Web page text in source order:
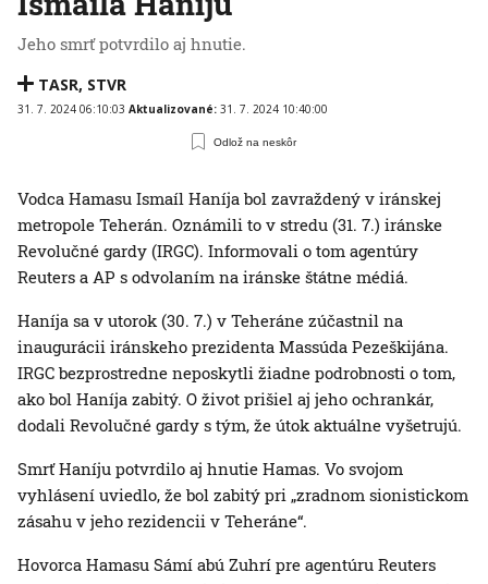
Jeho smrť potvrdilo aj hnutie.
TASR, STVR
31. 7. 2024 06:10:03 Aktualizované: 31. 7. 2024 10:40:00
Odlož na neskôr
Vodca Hamasu Ismaíl Haníja bol zavraždený v iránskej
metropole Teherán. Oznámili to v stredu (31. 7.) iránske
Revolučné gardy (IRGC). Informovali o tom agentúry
Reuters a AP s odvolaním na iránske štátne médiá.
Haníja sa v utorok (30. 7.) v Teheráne zúčastnil na
inaugurácii iránskeho prezidenta Massúda Pezeškijána.
IRGC bezprostredne neposkytli žiadne podrobnosti o tom,
ako bol Haníja zabitý. O život prišiel aj jeho ochrankár,
dodali Revolučné gardy s tým, že útok aktuálne vyšetrujú.
Smrť Haníju potvrdilo aj hnutie Hamas. Vo svojom
vyhlásení uviedlo, že bol zabitý pri „zradnom sionistickom
zásahu v jeho rezidencii v Teheráne“.
Hovorca Hamasu Sámí abú Zuhrí pre agentúru Reuters